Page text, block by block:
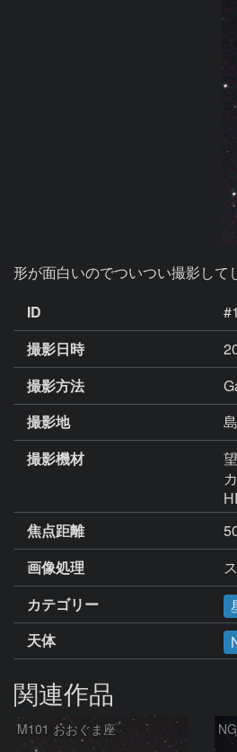
形が面白いのでついつい撮影して
ID
撮影日時
撮影方法
撮影地
撮影機材
焦点距離
画像処理
カテゴリー
天体
関連作品
M101 おおぐま座